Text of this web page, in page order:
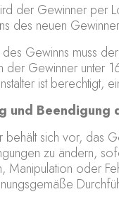
der Gewinner per
des neuen
Gewinns muss
Gewinner unter
ist berechtigt,
und
behält sich vor, das
zu ändern,
Manipulation oder